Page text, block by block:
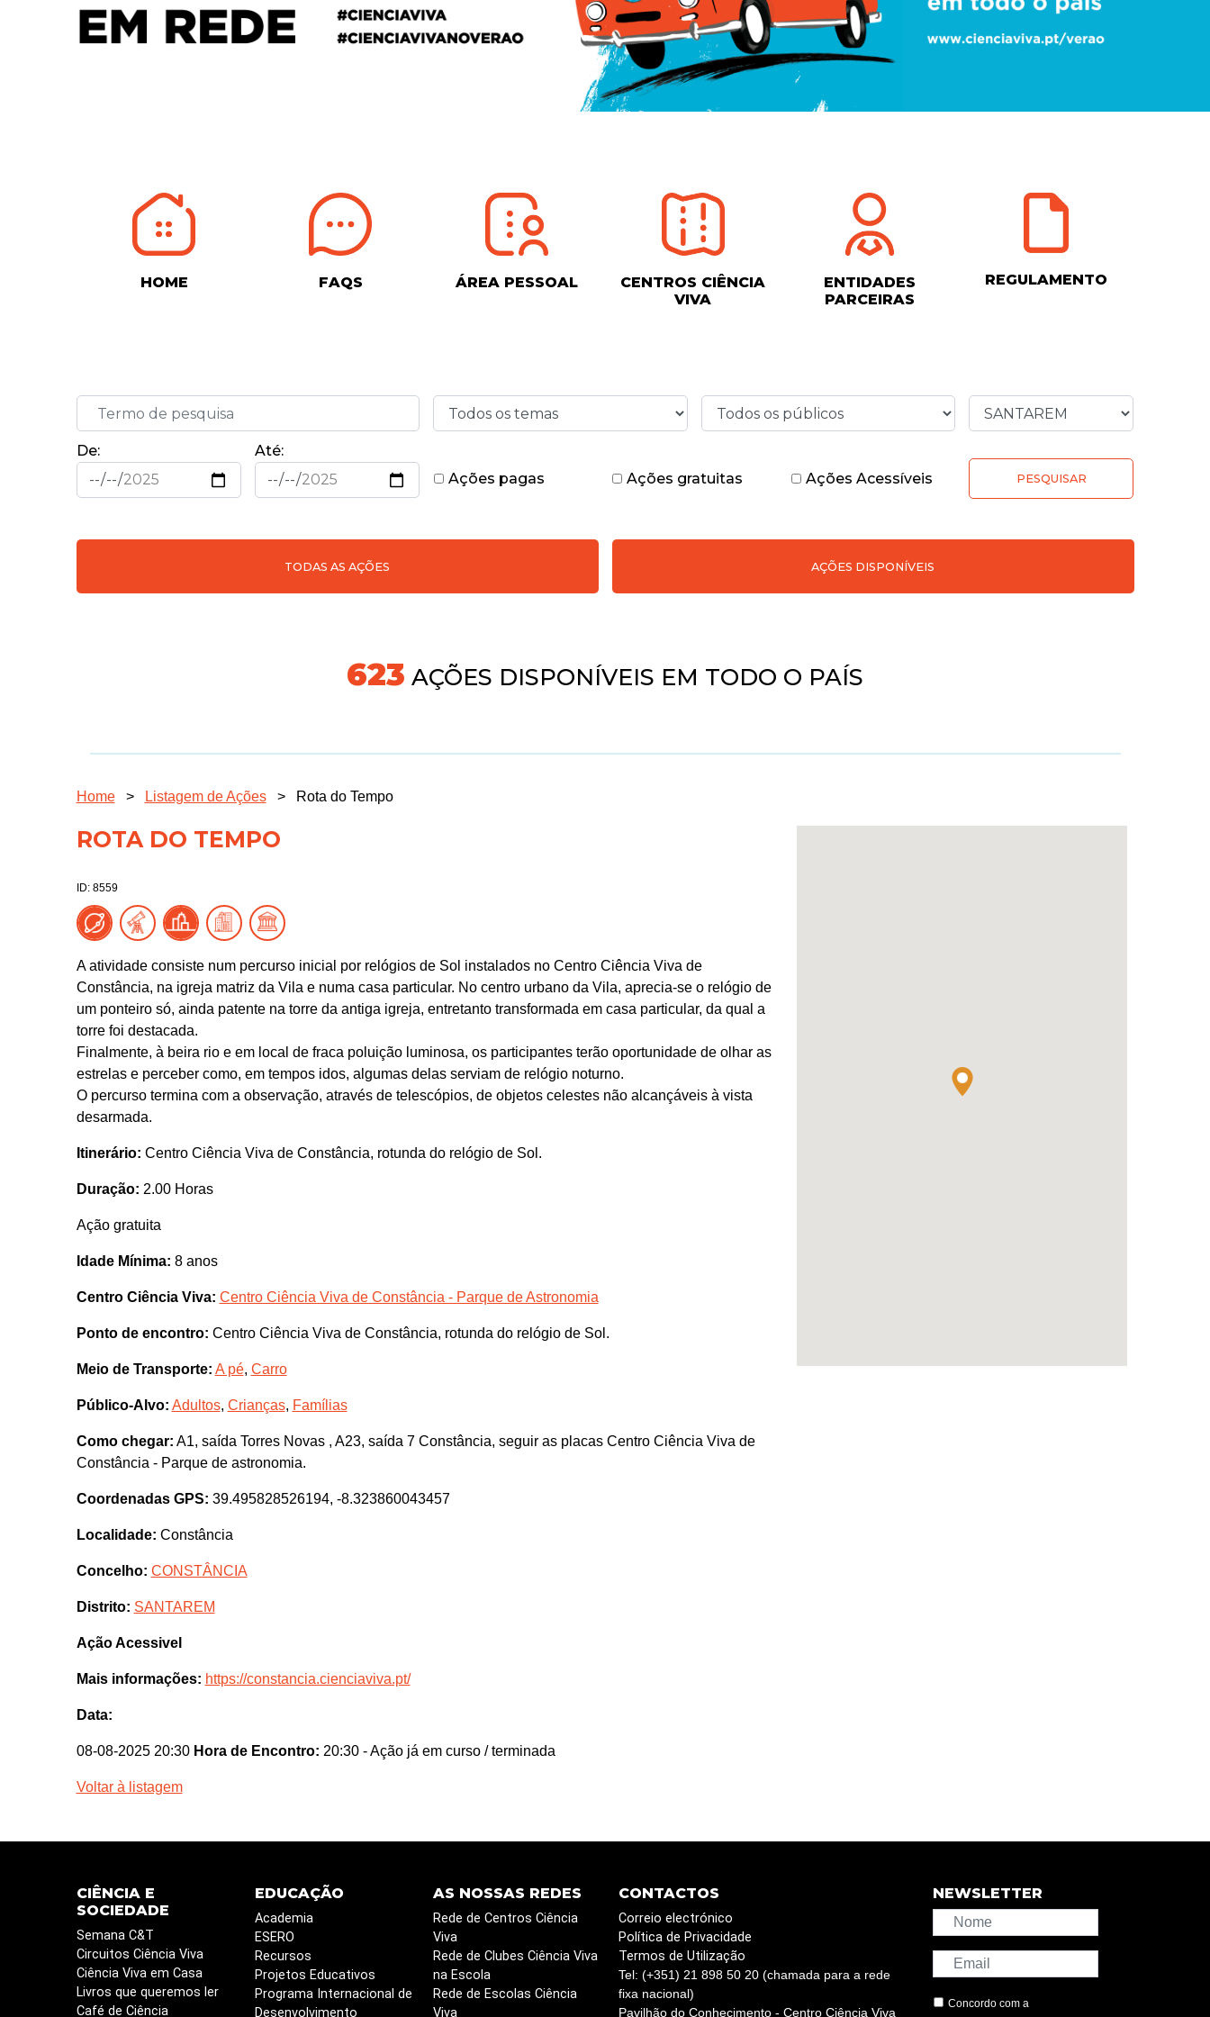
HOME FAQS ÁREA PESSOAL
CENTROS CIÊNCIA
VIVA
ENTIDADES
PARCEIRAS
REGULAMENTO
De:
Até:
Ações pagas
Ações gratuitas Ações Acessíveis PESQUISAR
TODAS AS AÇÕES AÇÕES DISPONÍVEIS
704 AÇÕES DISPONÍVEIS EM TODO O PAÍS
Home > Listagem de Ações > Rota do Tempo
ROTA DO TEMPO
ID: 8559
A atividade consiste num percurso inicial por relógios de Sol instalados no Centro Ciência Viva de
Constância, na igreja matriz da Vila e numa casa particular. No centro urbano da Vila, aprecia-se o relógio de
um ponteiro só, ainda patente na torre da antiga igreja, entretanto transformada em casa particular, da qual a
torre foi destacada.
Finalmente, à beira rio e em local de fraca poluição luminosa, os participantes terão oportunidade de olhar as
estrelas e perceber como, em tempos idos, algumas delas serviam de relógio noturno.
O percurso termina com a observação, através de telescópios, de objetos celestes não alcançáveis à vista
desarmada.
Itinerário: Centro Ciência Viva de Constância, rotunda do relógio de Sol.
Duração: 2.00 Horas
Ação gratuita
Idade Mínima: 8 anos
Centro Ciência Viva: Centro Ciência Viva de Constância - Parque de Astronomia
Ponto de encontro: Centro Ciência Viva de Constância, rotunda do relógio de Sol.
Meio de Transporte: A pé, Carro
Público-Alvo: Adultos, Crianças, Famílias
Como chegar: A1, saída Torres Novas , A23, saída 7 Constância, seguir as placas Centro Ciência Viva de
Constância - Parque de astronomia.
Coordenadas GPS: 39.495828526194, -8.323860043457
Localidade: Constância
Concelho: CONSTÂNCIA
Distrito: SANTAREM
Ação Acessivel
Mais informações: https://constancia.cienciaviva.pt/
Data:
08-08-2025 20:30 Hora de Encontro: 20:30 - Ação já em curso / terminada
Voltar à listagem
CIÊNCIA E
SOCIEDADE
Semana C&T
Circuitos Ciência Viva
Ciência Viva em Casa
Livros que queremos ler
Café de Ciência
EDUCAÇÃO
Academia
ESERO
Recursos
Projetos Educativos
Programa Internacional de
Desenvolvimento
AS NOSSAS REDES
Rede de Centros Ciência
Viva
Rede de Clubes Ciência Viva
na Escola
Rede de Escolas Ciência
Viva
CONTACTOS
Correio electrónico
Política de Privacidade
Termos de Utilização
Tel: (+351) 21 898 50 20 (chamada para a rede
fixa nacional)
Pavilhão do Conhecimento - Centro Ciência Viva
NEWSLETTER
Concordo com a